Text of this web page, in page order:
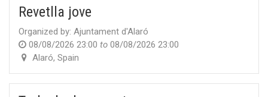
Revetlla jove
Organized by: Ajuntament d'Alaró
08/08/2026 23:00 to 08/08/2026 23:00
Alaró,Spain